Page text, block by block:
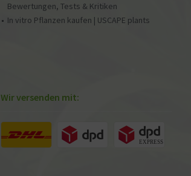
Bewertungen, Tests & Kritiken
In vitro Pflanzen kaufen | USCAPE plants
Wir versenden mit: